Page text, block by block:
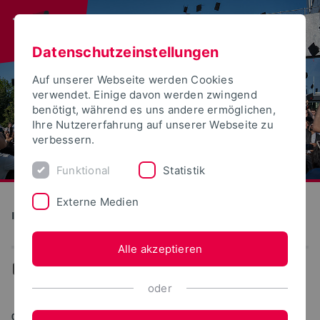
Institute for Life Science Technologies
... News
09.11.2011
Datenschutzeinstellungen
Auf unserer Webseite werden Cookies
verwendet. Einige davon werden zwingend
benötigt, während es uns andere ermöglichen,
Ihre Nutzererfahrung auf unserer Webseite zu
verbessern.
Funktional Statistik
Externe Medien
Alle akzeptieren
oder